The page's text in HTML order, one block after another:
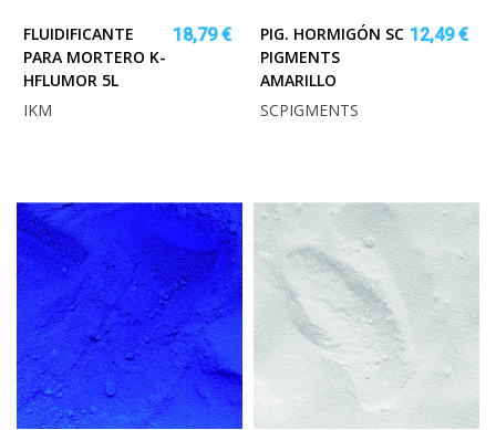
FLUIDIFICANTE
PARA MORTERO K-
HFLUMOR 5L
18,79 €
IKM
PIG. HORMIGÓN SC
PIGMENTS
AMARILLO
12,49 €
SCPIGMENTS